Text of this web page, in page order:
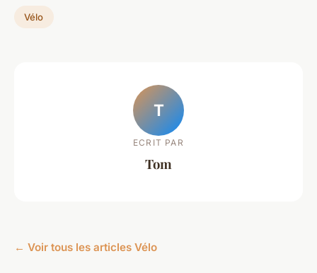
Vélo
T
ECRIT PAR
Tom
← Voir tous les articles Vélo